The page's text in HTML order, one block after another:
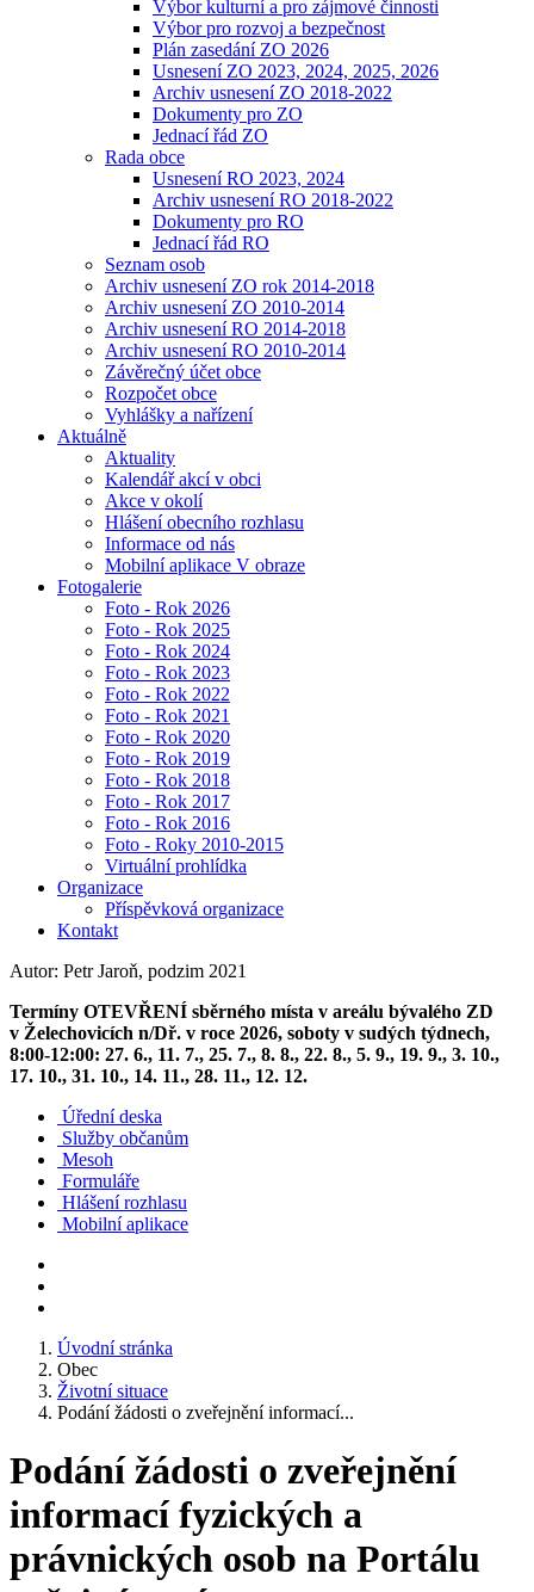
Výbor kulturní a pro zájmové činnosti
Výbor pro rozvoj a bezpečnost
Plán zasedání ZO 2026
Usnesení ZO 2023, 2024, 2025, 2026
Archiv usnesení ZO 2018-2022
Dokumenty pro ZO
Jednací řád ZO
Rada obce
Usnesení RO 2023, 2024
Archiv usnesení RO 2018-2022
Dokumenty pro RO
Jednací řád RO
Seznam osob
Archiv usnesení ZO rok 2014-2018
Archiv usnesení ZO 2010-2014
Archiv usnesení RO 2014-2018
Archiv usnesení RO 2010-2014
Závěrečný účet obce
Rozpočet obce
Vyhlášky a nařízení
Aktuálně
Aktuality
Kalendář akcí v obci
Akce v okolí
Hlášení obecního rozhlasu
Informace od nás
Mobilní aplikace V obraze
Fotogalerie
Foto - Rok 2026
Foto - Rok 2025
Foto - Rok 2024
Foto - Rok 2023
Foto - Rok 2022
Foto - Rok 2021
Foto - Rok 2020
Foto - Rok 2019
Foto - Rok 2018
Foto - Rok 2017
Foto - Rok 2016
Foto - Roky 2010-2015
Virtuální prohlídka
Organizace
Příspěvková organizace
Kontakt
Autor: Petr Jaroň, podzim 2021
Termíny OTEVŘENÍ sběrného místa v areálu bývalého ZD
v Želechovicích n/Dř. v roce 2026, soboty v sudých týdnech,
8:00-12:00: 27. 6., 11. 7., 25. 7., 8. 8., 22. 8., 5. 9., 19. 9., 3. 10.,
17. 10., 31. 10., 14. 11., 28. 11., 12. 12.
Úřední deska
Služby občanům
Mesoh
Formuláře
Hlášení rozhlasu
Mobilní aplikace
Úvodní stránka
Obec
Životní situace
Podání žádosti o zveřejnění informací...
Podání žádosti o zveřejnění
informací fyzických a
právnických osob na Portálu